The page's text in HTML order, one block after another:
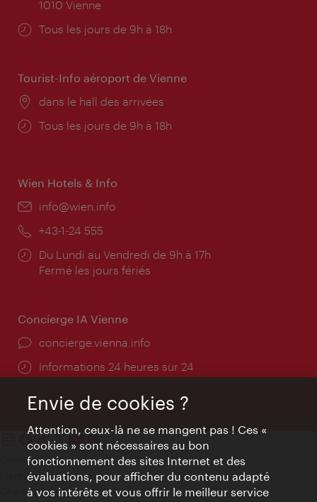
1010 Vienne
Horaires
Tous les jours de 9h à 18h
Tourist-Info aéroport de Vienne
Lieu:
dans le hall des arrivées
Horaires
Tous les jours de 9h à 18h
Wien Hotels & Info
E-
info@wien.info
Téléphone:
+43-1-24 555
Horaires
d'ouverture:
Du Lundi au Vendredi de 9h à 17h
Fermé les jours fériés
Concierge IA Vienne
Ort:
concierge.vienna.info
Öffnungszeiten:
Informations 24 heures sur 24
Contact
Mentions obligatoires
Charte sur le respect de la vie privée
Envie de cookies ?
Attention, ceux-là ne se mangent pas ! Ces «
cookies » sont nécessaires au bon
fonctionnement des sites Internet et des
évaluations, pour afficher du contenu adapté
à vos intérêts et vous offrir le meilleur service